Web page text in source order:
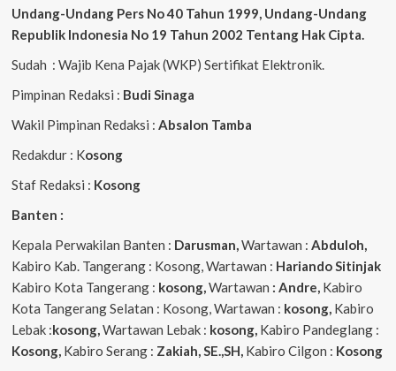
Undang-Undang Pers No 40 Tahun 1999, Undang-Undang
Republik Indonesia No 19 Tahun 2002 Tentang Hak Cipta.
Sudah : Wajib Kena Pajak (WKP) Sertifikat Elektronik.
Pimpinan Redaksi : Budi Sinaga
Wakil Pimpinan Redaksi : Absalon Tamba
Redakdur : Kosong
Staf Redaksi : Kosong
Banten :
Kepala Perwakilan Banten : Darusman,Wartawan : Abduloh,
Kabiro Kab. Tangerang : Kosong, Wartawan : Hariando Sitinjak
Kabiro Kota Tangerang : kosong,Wartawan : Andre, Kabiro
Kota Tangerang Selatan : Kosong, Wartawan : kosong, Kabiro
Lebak :kosong,Wartawan Lebak : kosong, Kabiro Pandeglang :
Kosong, Kabiro Serang : Zakiah, SE.,SH, Kabiro Cilgon : Kosong